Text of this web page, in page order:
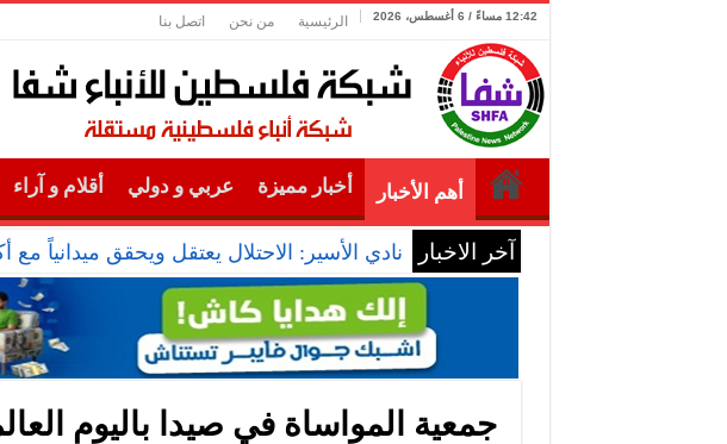
12:42 مساءً / 6 أغسطس، 2026 الرئيسية من نحن اتصل بنا
أهم الأخبار أخبار مميزة عربي و دولي أقلام و آراء
آخر الاخبار نادي الأسير: الاحتلال يعتقل ويحقق ميدانياً مع أكثر من (60) مواطناً
جمعية المواساة في صيدا باليوم